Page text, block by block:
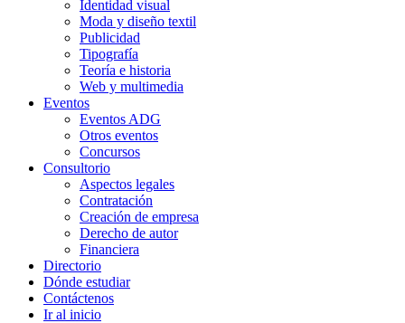
Identidad visual
Moda y diseño textil
Publicidad
Tipografía
Teoría e historia
Web y multimedia
Eventos
Eventos ADG
Otros eventos
Concursos
Consultorio
Aspectos legales
Contratación
Creación de empresa
Derecho de autor
Financiera
Directorio
Dónde estudiar
Contáctenos
Ir al inicio